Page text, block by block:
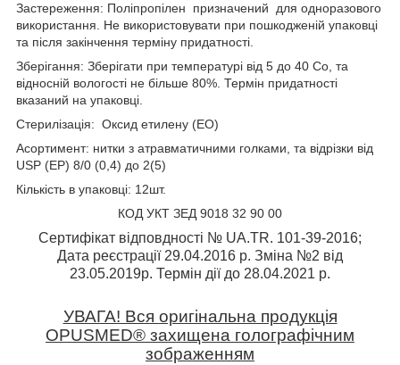
Застереження: Поліпропілен призначений для одноразового
використання. Не використовувати при пошкодженій упаковці
та після закінчення терміну придатності.
Зберігання: Зберігати при температурі від 5 до 40 Со, та
відносній вологості не більше 80%. Термін придатності
вказаний на упаковці.
Стерилізація: Оксид етилену (ЕО)
Асортимент: нитки з атравматичними голками, та відрізки від
USP (EP) 8/0 (0,4) до 2(5)
Кількість в упаковці: 12шт.
КОД УКТ ЗЕД 9018 32 90 00
Сертифікат відповдності № UA.TR. 101-39-2016;
Дата реєстрації 29.04.2016 р. Зміна №2 від
23.05.2019р. Термін дії до 28.04.2021 р.
УВАГА! Вся оригінальна продукція
OPUSMED® захищена голографічним
зображенням